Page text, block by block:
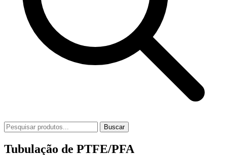
Buscar
Tubulação de PTFE/PFA